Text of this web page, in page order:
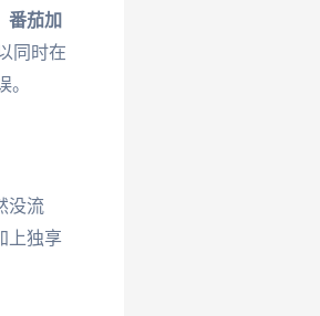
番茄加
同时在
没流
上独享